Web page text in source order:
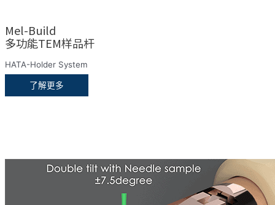
Mel-Build
多功能TEM样品杆
HATA-Holder System
了解更多